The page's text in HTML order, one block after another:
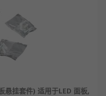
挂套件) 适用于LED 面板,